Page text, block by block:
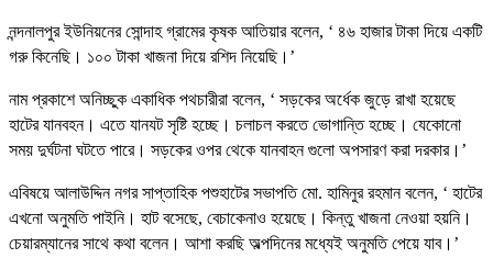
নন্দনালপুর ইউনিয়নের সোন্দাহ গ্রামের কৃষক আতিয়ার বলেন, ‘ ৪৬ হাজার টাকা দিয়ে একটি
গরু কিনেছি। ১০০ টাকা খাজনা দিয়ে রশিদ নিয়েছি।’
নাম প্রকাশে অনিচ্ছুক একাধিক পথচারীরা বলেন, ‘ সড়কের অর্ধেক জুড়ে রাখা হয়েছে
হাটের যানবহন। এতে যানযট সৃষ্টি হচ্ছে। চলাচল করতে ভোগান্তি হচ্ছে। যেকোনো
সময় দুর্ঘটনা ঘটতে পারে। সড়কের ওপর থেকে যানবাহন গুলো অপসারণ করা দরকার।’
এবিষয়ে আলাউদ্দিন নগর সাপ্তাহিক পশুহাটের সভাপতি মো. হামিনুর রহমান বলেন, ‘ হাটের
এখনো অনুমতি পাইনি। হাট বসেছে, বেচাকেনাও হয়েছে। কিন্তু খাজনা নেওয়া হয়নি।
চেয়ারম্যানের সাথে কথা বলেন। আশা করছি অল্পদিনের মধ্যেই অনুমতি পেয়ে যাব।’